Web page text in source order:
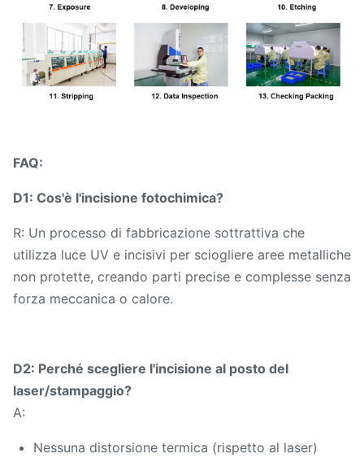
FAQ:
D1: Cos'è l'incisione fotochimica?
R: Un processo di fabbricazione sottrattiva che
utilizza luce UV e incisivi per sciogliere aree metalliche
non protette, creando parti precise e complesse senza
forza meccanica o calore.
D2: Perché scegliere l'incisione al posto del
laser/stampaggio?
A:
Nessuna distorsione termica (rispetto al laser)